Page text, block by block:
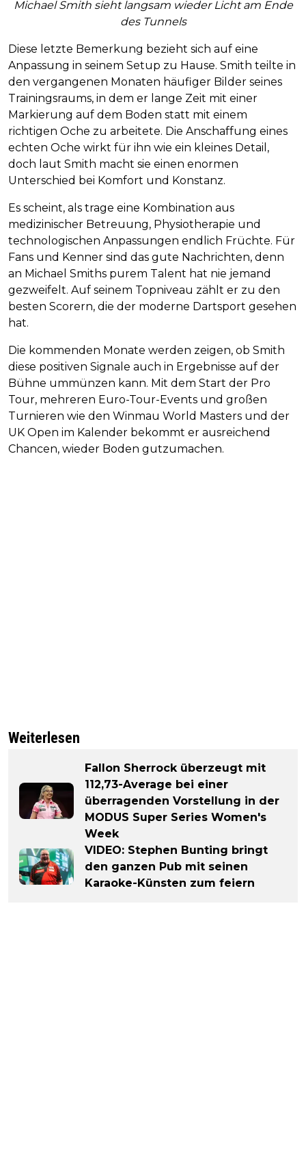
Michael Smith sieht langsam wieder Licht am Ende
des Tunnels
Diese letzte Bemerkung bezieht sich auf eine
Anpassung in seinem Setup zu Hause. Smith teilte in
den vergangenen Monaten häufiger Bilder seines
Trainingsraums, in dem er lange Zeit mit einer
Markierung auf dem Boden statt mit einem
richtigen Oche zu arbeitete. Die Anschaffung eines
echten Oche wirkt für ihn wie ein kleines Detail,
doch laut Smith macht sie einen enormen
Unterschied bei Komfort und Konstanz.
Es scheint, als trage eine Kombination aus
medizinischer Betreuung, Physiotherapie und
technologischen Anpassungen endlich Früchte. Für
Fans und Kenner sind das gute Nachrichten, denn
an Michael Smiths purem Talent hat nie jemand
gezweifelt. Auf seinem Topniveau zählt er zu den
besten Scorern, die der moderne Dartsport gesehen
hat.
Die kommenden Monate werden zeigen, ob Smith
diese positiven Signale auch in Ergebnisse auf der
Bühne ummünzen kann. Mit dem Start der Pro
Tour, mehreren Euro-Tour-Events und großen
Turnieren wie den Winmau World Masters und der
UK Open im Kalender bekommt er ausreichend
Chancen, wieder Boden gutzumachen.
Weiterlesen
Fallon Sherrock überzeugt mit
112,73-Average bei einer
überragenden Vorstellung in der
MODUS Super Series Women's
Week
VIDEO: Stephen Bunting bringt
den ganzen Pub mit seinen
Karaoke-Künsten zum feiern